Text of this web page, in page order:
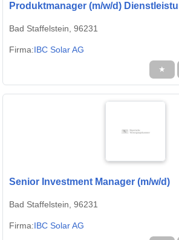
Produktmanager (m/w/d)
Bad Staffelstein, 96231
Firma:IBC Solar AG
★
Senior Investment Manager (m/w/d)
Bad Staffelstein, 96231
Firma:IBC Solar AG